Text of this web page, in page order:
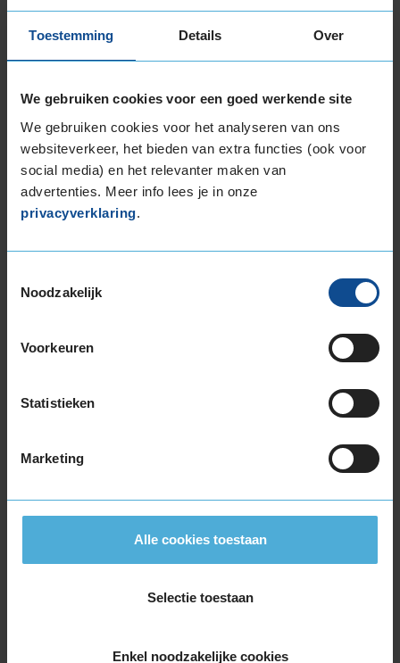
Toestemming Details Over
We gebruiken cookies voor een goed werkende site
We gebruiken cookies voor het analyseren van ons
websiteverkeer, het bieden van extra functies (ook voor
social media) en het relevanter maken van
advertenties. Meer info lees je in onze
privacyverklaring.
Noodzakelijk
Voorkeuren
Statistieken
Marketing
Alle cookies toestaan
Selectie toestaan
Enkel noodzakelijke cookies
225/45R17 94Y EXTRALOAD
225/45R17 94Y EXTRALOAD
225/50R17 98Y EXTRALOAD
225/60R17 99Y
235/45R17 97Y EXTRALOAD
235/55R17 99H
245/45R17 99Y EXTRALOAD
245/55R17 106H EXTRALOAD
215/50R18 92W
225/40R18 92Y EXTRALOAD
225/45R18 91Y
225/45R18 95Y EXTRALOAD
225/45R18 95Y EXTRALOAD
235/45R18 98Y EXTRALOAD